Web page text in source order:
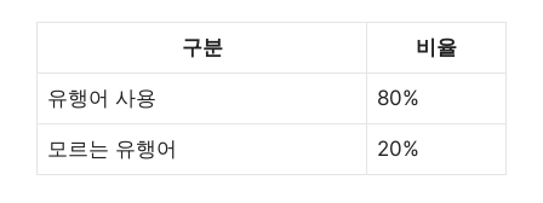
구분 비율
유행어 사용 80%
모르는 유행어 20%